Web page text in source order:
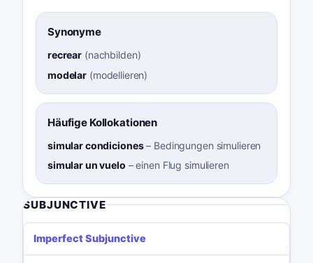
Synonyme
recrear (nachbilden)
modelar (modellieren)
Häufige Kollokationen
simular condiciones– Bedingungen simulieren
simular un vuelo –einen Flug simulieren
SUBJUNCTIVE
Imperfect Subjunctive